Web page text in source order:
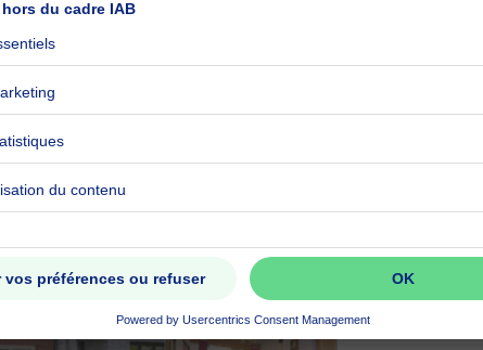
potentiel !